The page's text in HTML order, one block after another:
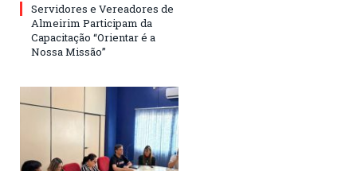
Servidores e Vereadores de
Almeirim Participam da
Capacitação “Orientar é a
Nossa Missão”